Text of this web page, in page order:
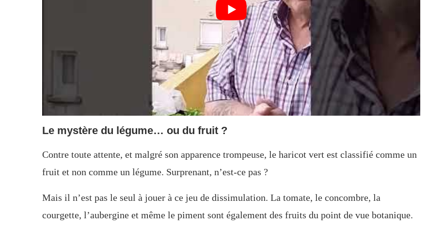
Le mystère du légume… ou du fruit ?
Contre toute attente, et malgré son apparence trompeuse, le haricot vert est classifié comme un
fruit et non comme un légume. Surprenant, n’est-ce pas ?
Mais il n’est pas le seul à jouer à ce jeu de dissimulation. La tomate, le concombre, la
courgette, l’aubergine et même le piment sont également des fruits du point de vue botanique.